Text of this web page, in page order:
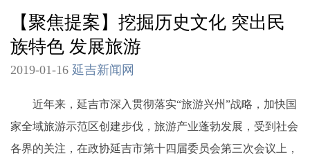
【聚焦提案】挖掘历史文化 突出民
族特色 发展旅游
2019-01-16 延吉新闻网
近年来，延吉市深入贯彻落实“旅游兴州”战略，加快国
家全域旅游示范区创建步伐，旅游产业蓬勃发展，受到社会
各界的关注，在政协延吉市第十四届委员会第三次会议上，